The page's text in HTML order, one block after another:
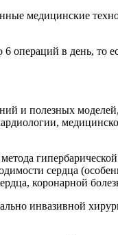
медицинские
операций в день, то
и полезных
сердца
коронарной
инвазивной